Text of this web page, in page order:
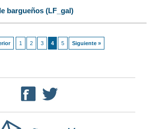
bargueños (LF_gal)
1 2 3 4 5 Siguiente »